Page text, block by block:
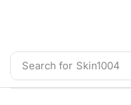
Search for Skin1004